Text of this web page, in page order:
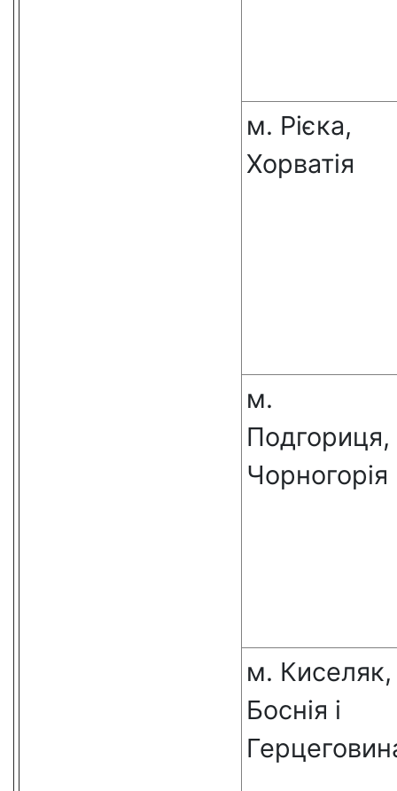
м. Рієка,
Хорватія
м.
Подгориця,
Чорногорія
м. Киселяк,
Боснія і